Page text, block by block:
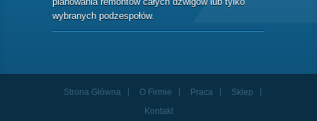
wybranych podzespołów.
Strona Główna O Firmie Praca
Sklep
Kontakt